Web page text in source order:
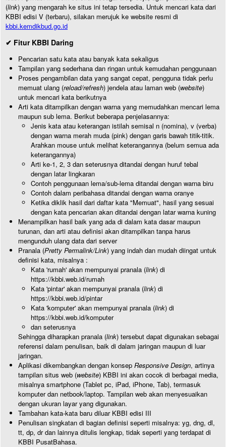
(link) yang mengarah ke situs ini tetap tersedia. Untuk mencari kata dari
KBBI edisi V (terbaru), silakan merujuk ke website resmi di
kbbi.kemdikbud.go.id
✔ Fitur KBBI Daring
Pencarian satu kata atau banyak kata sekaligus
Tampilan yang sederhana dan ringan untuk kemudahan penggunaan
Proses pengambilan data yang sangat cepat, pengguna tidak perlu
memuat ulang (reload/refresh) jendela atau laman web (website)
untuk mencari kata berikutnya
Arti kata ditampilkan dengan warna yang memudahkan mencari lema
maupun sub lema. Berikut beberapa penjelasannya:
Jenis kata atau keterangan istilah semisal n (nomina), v (verba)
dengan warna merah muda (pink) dengan garis bawah titik-titik.
Arahkan mouse untuk melihat keterangannya (belum semua ada
keterangannya)
Arti ke-1, 2, 3 dan seterusnya ditandai dengan huruf tebal
dengan latar lingkaran
Contoh penggunaan lema/sub-lema ditandai dengan warna biru
Contoh dalam peribahasa ditandai dengan warna oranye
Ketika diklik hasil dari daftar kata "Memuat", hasil yang sesuai
dengan kata pencarian akan ditandai dengan latar warna kuning
Menampilkan hasil baik yang ada di dalam kata dasar maupun
turunan, dan arti atau definisi akan ditampilkan tanpa harus
mengunduh ulang data dari server
Pranala (Pretty Permalink/Link) yang indah dan mudah diingat untuk
definisi kata, misalnya :
Kata 'rumah' akan mempunyai pranala (link) di
https://kbbi.web.id/rumah
Kata 'pintar' akan mempunyai pranala (link) di
https://kbbi.web.id/pintar
Kata 'komputer' akan mempunyai pranala (link) di
https://kbbi.web.id/komputer
dan seterusnya
Sehingga diharapkan pranala (link) tersebut dapat digunakan sebagai
referensi dalam penulisan, baik di dalam jaringan maupun di luar
jaringan.
Aplikasi dikembangkan dengan konsep Responsive Design, artinya
tampilan situs web (website) KBBI ini akan cocok di berbagai media,
misalnya smartphone (Tablet pc, iPad, iPhone, Tab), termasuk
komputer dan netbook/laptop. Tampilan web akan menyesuaikan
dengan ukuran layar yang digunakan.
Tambahan kata-kata baru diluar KBBI edisi III
Penulisan singkatan di bagian definisi seperti misalnya: yg, dng, dl,
tt, dp, dr dan lainnya ditulis lengkap, tidak seperti yang terdapat di
KBBI PusatBahasa.